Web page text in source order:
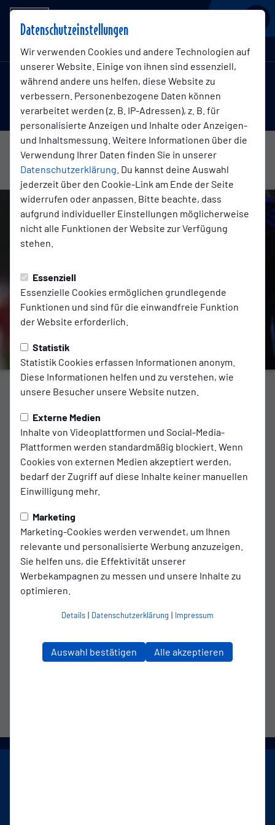
Datenschutzeinstellungen
Wir verwenden Cookies und andere Technologien auf
unserer Website. Einige von ihnen sind essenziell,
während andere uns helfen, diese Website zu
verbessern. Personenbezogene Daten können
verarbeitet werden (z. B. IP-Adressen), z. B. für
personalisierte Anzeigen und Inhalte oder Anzeigen-
und Inhaltsmessung. Weitere Informationen über die
Verwendung Ihrer Daten finden Sie in unserer
Datenschutzerklärung . Du kannst deine Auswahl
jederzeit über den Cookie-Link am Ende der Seite
widerrufen oder anpassen. Bitte beachte, dass
aufgrund individueller Einstellungen möglicherweise
nicht alle Funktionen der Website zur Verfügung
stehen.
Essenziell
Essenzielle Cookies ermöglichen grundlegende
Funktionen und sind für die einwandfreie Funktion
der Website erforderlich.
Statistik
Statistik Cookies erfassen Informationen anonym.
Diese Informationen helfen und zu verstehen, wie
unsere Besucher unsere Website nutzen.
Externe Medien
Inhalte von Videoplattformen und Social-Media-
Plattformen werden standardmäßig blockiert. Wenn
Cookies von externen Medien akzeptiert werden,
bedarf der Zugriff auf diese Inhalte keiner manuellen
Einwilligung mehr.
Marketing
Marketing-Cookies werden verwendet, um Ihnen
relevante und personalisierte Werbung anzuzeigen.
Sie helfen uns, die Effektivität unserer
Werbekampagnen zu messen und unsere Inhalte zu
optimieren.
Details | Datenschutzerklärung | Impressum
Auswahl bestätigen Alle akzeptieren
BSV KICKERS EMDEN
Testspiel
Kickers Emden
1. Mannschaft
2:2
(1:2) Altona 93
1. Mannschaft
Übersicht Liveticker Aufstellung
PRE-SEASON
Kickers holt 0:2-Rückstand gegen
Altona auf
Steffens und Schmidt treffen für die Emder / Schröder früh
verletzt ausgewechselt
zum Artikel
Spielort
Ostfriesland-Stadion
26721 Emden
Wegbeschreibung